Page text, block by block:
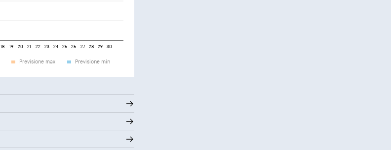
18 19 20 21 22 23 24 25 26 27 28 29 30
Previsione max Previsione min